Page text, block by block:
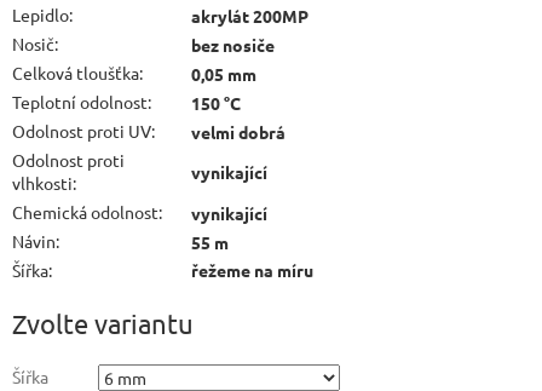
Lepidlo:
akrylát 200MP
Nosič:
bez nosiče
Celková tloušťka:
0,05 mm
Teplotní odolnost:
150 °C
Odolnost proti UV:
velmi dobrá
Odolnost proti
vlhkosti:
vynikající
Chemická odolnost:
vynikající
Návin:
55 m
Šířka: řežeme na míru
Zvolte variantu
Šířka